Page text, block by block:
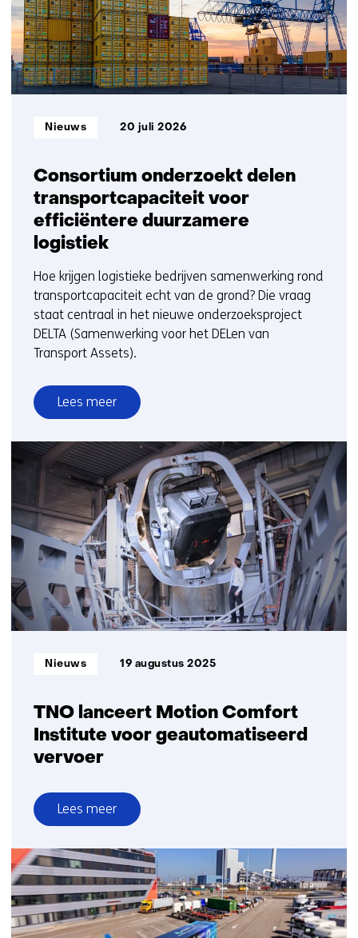
5
Consortium onderzoekt delen
transportcapaciteit voor
efficiëntere duurzamere
logistiek
Informatietype:
Nieuws 20 juli 2026
Hoe krijgen logistieke bedrijven samenwerking rond
transportcapaciteit echt van de grond? Die vraag
staat centraal in het nieuwe onderzoeksproject
DELTA (Samenwerking voor het DELen van
Transport Assets).
Lees meer
over
Consortium
onderzoekt
delen
transportcapaciteit
voor
efficiëntere
duurzamere
logistiek
TNO lanceert Motion Comfort
Institute voor geautomatiseerd
vervoer
Informatietype:
Nieuws 19 augustus 2025
Lees meer
over
TNO
lanceert
Motion
Comfort
Institute